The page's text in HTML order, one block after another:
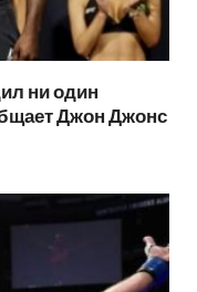
ни один
Джон Джонс